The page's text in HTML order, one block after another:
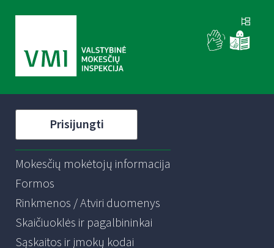
Prisijungti
Mokesčių mokėtojų informacija
Formos
Rinkmenos / Atviri duomenys
Skaičiuoklės ir pagalbininkai
Sąskaitos ir įmokų kodai